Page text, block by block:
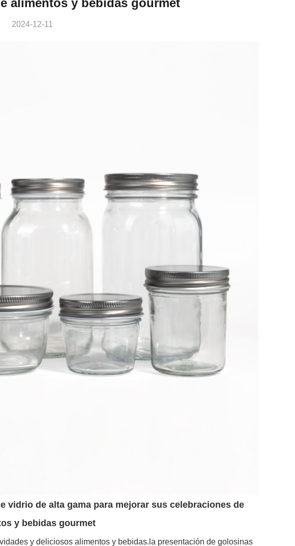
alimentos y bebidas gourmet
2024-12-11
vidrio de alta gama para mejorar sus celebraciones de
y bebidas gourmet
y deliciosos alimentos y bebidas.la presentación de golosinas